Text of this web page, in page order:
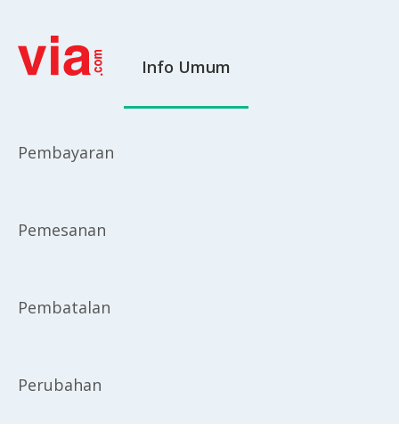
Info Umum
Pembayaran
Pemesanan
Pembatalan
Perubahan